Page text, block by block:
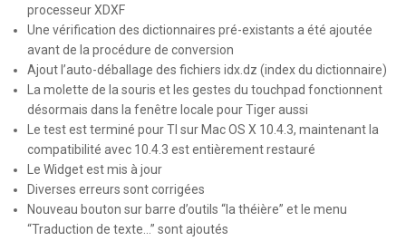
processeur XDXF
Une vérification des dictionnaires pré-existants a été ajoutée
avant de la procédure de conversion
Ajout l’auto-déballage des fichiers idx.dz (index du dictionnaire)
La molette de la souris et les gestes du touchpad fonctionnent
désormais dans la fenêtre locale pour Tiger aussi
Le test est terminé pour TI sur Mac OS X 10.4.3, maintenant la
compatibilité avec 10.4.3 est entièrement restauré
Le Widget est mis à jour
Diverses erreurs sont corrigées
Nouveau bouton sur barre d’outils “la théière” et le menu
“Traduction de texte…” sont ajoutés